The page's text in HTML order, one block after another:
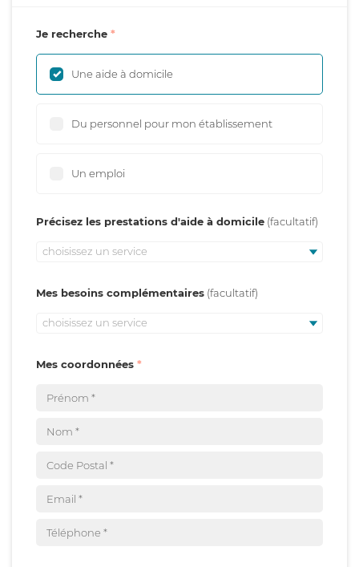
Je recherche
Une aide à domicile
Du personnel pour mon établissement
Un emploi
Précisez les prestations d'aide à domicile
choisissez un service
Mes besoins complémentaires
choisissez un service
Mes coordonnées